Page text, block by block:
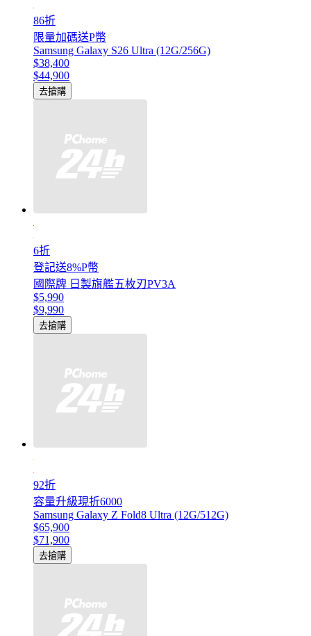
86折
限量加碼送P幣
Samsung Galaxy S26 Ultra (12G/256G)
$38,400
$44,900
去搶購
6折
登記送8%P幣
國際牌 日製旗艦五枚刃PV3A
$5,990
$9,990
去搶購
92折
容量升級現折6000
Samsung Galaxy Z Fold8 Ultra (12G/512G)
$65,900
$71,900
去搶購